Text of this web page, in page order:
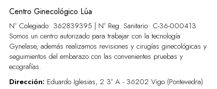
Centro Ginecológico Lúa
Nº Colegiado: 362839395 | Nº Reg. Sanitario: C-36-000413
Somos un centro autorizado para trabajar con la tecnología
Gynelase, además realizamos revisiones y cirugías ginecológicas y
seguimientos del embarazo con las convenientes pruebas y
ecografías.
Dirección: Eduardo Iglesias, 2 3º A - 36202 Vigo (Pontevedra)